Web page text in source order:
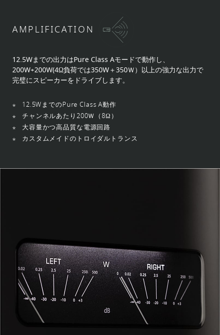
AMPLIFICATION
12.5Wまでの出力はPure Class Aモードで動作し、
200W+200W(4Ω負荷では350W＋350Ｗ）以上の強力な出力で
完璧にスピーカーをドライブします。
12.5WまでのPure Class A動作
チャンネルあたり200Ｗ（8Ω）
大容量かつ高品質な電源回路
カスタムメイドのトロイダルトランス